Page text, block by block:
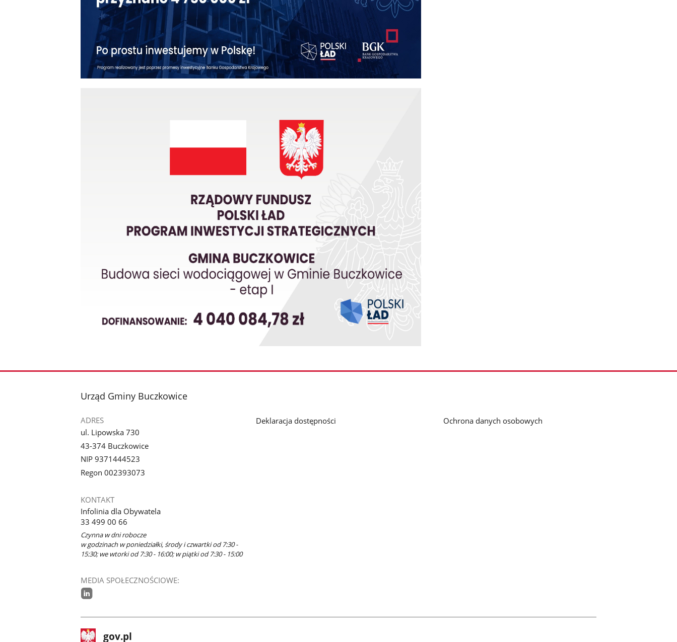
stopka
Urząd Gminy Buczkowice
ADRES
ul. Lipowska 730
43-374 Buczkowice
NIP 9371444523
Regon 002393073
KONTAKT
Infolinia dla Obywatela
33 499 00 66
Czynna w dni robocze
w godzinach w poniedziałki, środy i czwartki od 7:30 -
15:30; we wtorki od 7:30 - 16:00; w piątki od 7:30 - 15:00
MEDIA SPOŁECZNOŚCIOWE:
Deklaracja dostępności Ochrona danych osobowych
stopkaStrona
gov.pl